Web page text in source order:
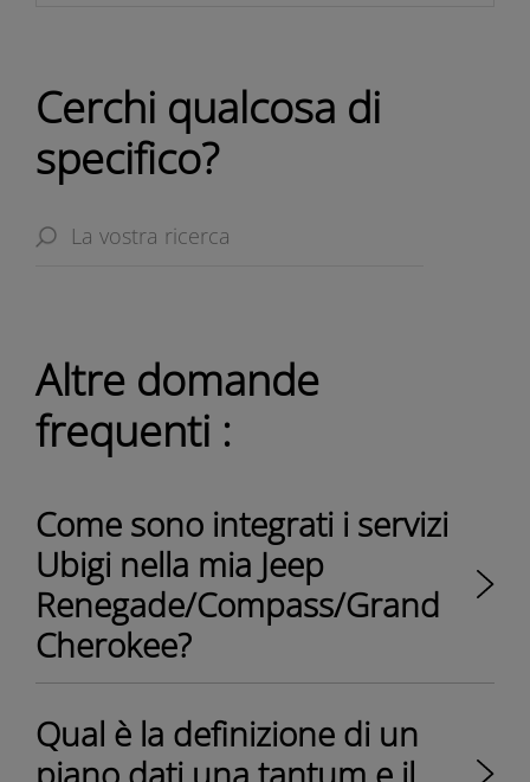
Cerchi qualcosa di
specifico?
Altre domande
frequenti :
Come sono integrati i servizi
Ubigi nella mia Jeep
Renegade/Compass/Grand
Cherokee?
Qual è la definizione di un